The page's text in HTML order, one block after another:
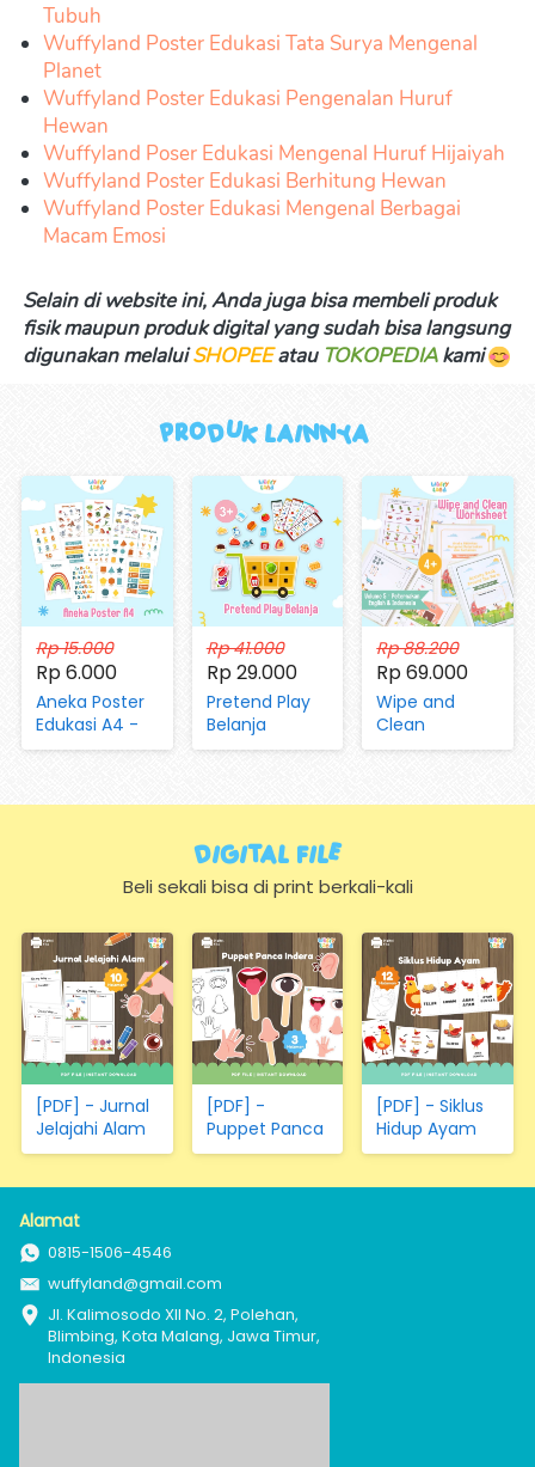
Tubuh
Wuffyland Poster Edukasi Tata Surya Mengenal
Planet
Wuffyland Poster Edukasi Pengenalan Huruf
Hewan
Wuffyland Poser Edukasi Mengenal Huruf Hijaiyah
Wuffyland Poster Edukasi Berhitung Hewan
Wuffyland Poster Edukasi Mengenal Berbagai
Macam Emosi
Selain di website ini, Anda juga bisa membeli produk
fisik maupun produk digital yang sudah bisa langsung
digunakan melalui SHOPEE atau TOKOPEDIA kami
Produk Lainnya
Rp 15.000
Rp 6.000
Aneka Poster
Edukasi A4 -
Mengenal
(Hanya
Kertas)
Rp 41.000
Rp 29.000
Pretend Play
Belanja
(dengan
Rp 88.200
Rp 69.000
Wipe and
Clean
Worksheet Vol
Digital FIle
Beli sekali bisa di print berkali-kali
[PDF] - Jurnal
Jelajahi Alam
[PDF] -
Puppet Panca
Indera
[PDF] - Siklus
Hidup Ayam
Alamat
0815-1506-4546
wuffyland@gmail.com
Jl. Kalimosodo XII No. 2, Polehan,
Blimbing, Kota Malang, Jawa Timur,
Indonesia